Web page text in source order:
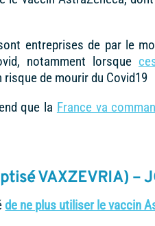
entreprises de par le
notamment lorsque
risque de mourir du Covid19
que la France va
VAXZEVRIA) –
de ne plus utiliser le vaccin